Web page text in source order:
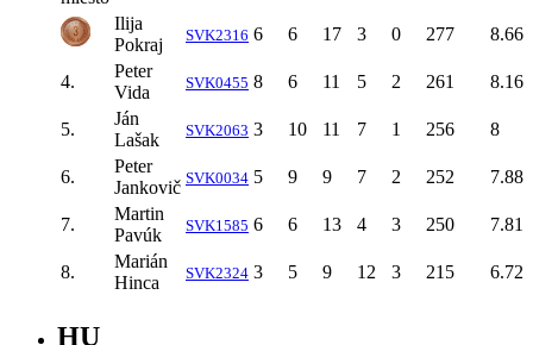
Ilija
Pokraj
SVK2316 6 6 17 3 0 277 8.66
4.
Peter
Vida
SVK0455 8 6 11 5 2 261 8.16
5.
Ján
Lašak
SVK2063 3 10 11 7 1 256 8
6.
Peter
Jankovič SVK0034 5 9 9 7 2 252 7.88
7.
Martin
Pavúk
SVK1585 6 6 13 4 3 250 7.81
8.
Marián
Hinca
SVK2324 3 5 9 12 3 215 6.72
HU